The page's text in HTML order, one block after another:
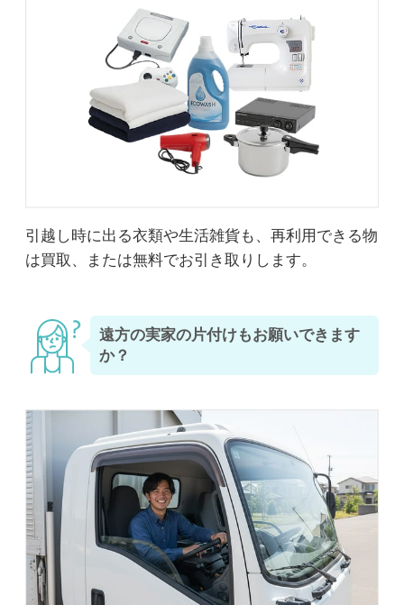
引越し時に出る衣類や生活雑貨も、再利用できる物
は買取、または無料でお引き取りします。
遠方の実家の片付けもお願いできます
か？